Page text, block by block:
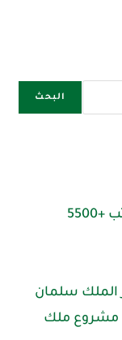
البحث
موظف/ة استقبال ونادل وباريستا براتب +5500
سلمان
مشروع ملك